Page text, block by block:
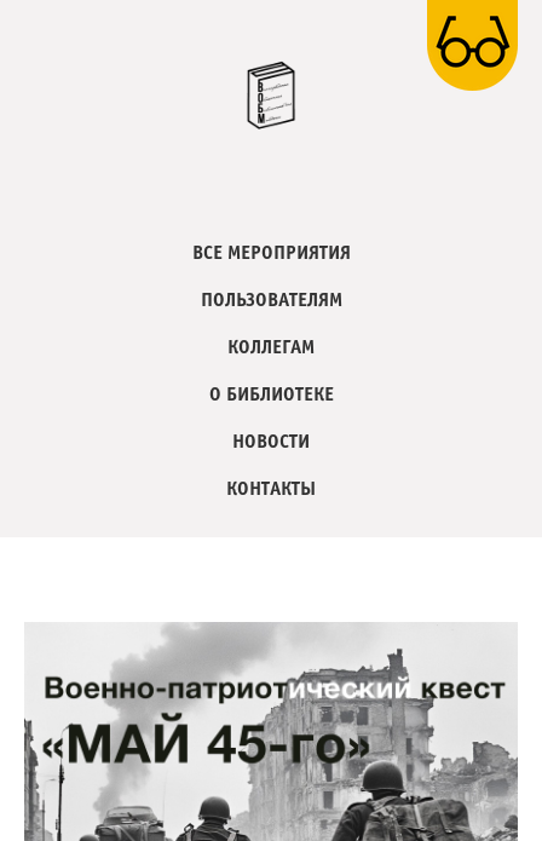
ВСЕ МЕРОПРИЯТИЯ
ПОЛЬЗОВАТЕЛЯМ
КОЛЛЕГАМ
О БИБЛИОТЕКЕ
НОВОСТИ
КОНТАКТЫ